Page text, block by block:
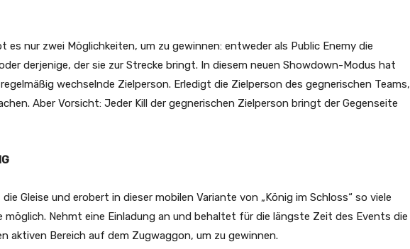
es nur zwei Möglichkeiten, um zu gewinnen: entweder als Public Enemy die
derjenige, der sie zur Strecke bringt. In diesem neuen Showdown-Modus hat
wechselnde Zielperson. Erledigt die Zielperson des gegnerischen Teams,
Aber Vorsicht: Jeder Kill der gegnerischen Zielperson bringt der Gegenseite
Gleise und erobert in dieser mobilen Variante von „König im Schloss“ so viele
möglich. Nehmt eine Einladung an und behaltet für die längste Zeit des Events die
aktiven Bereich auf dem Zugwaggon, um zu gewinnen.